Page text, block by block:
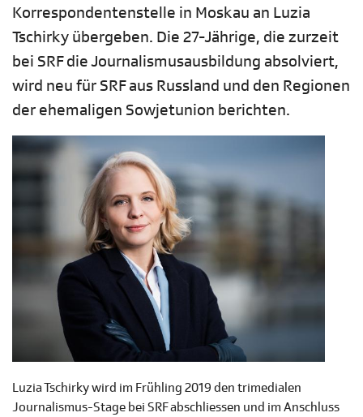
Korrespondentenstelle in Moskau an Luzia
Tschirky übergeben. Die 27-Jährige, die zurzeit
bei SRF die Journalismusausbildung absolviert,
wird neu für SRF aus Russland und den Regionen
der ehemaligen Sowjetunion berichten.
Luzia Tschirky wird im Frühling 2019 den trimedialen
Journalismus-Stage bei SRF abschliessen und im Anschluss